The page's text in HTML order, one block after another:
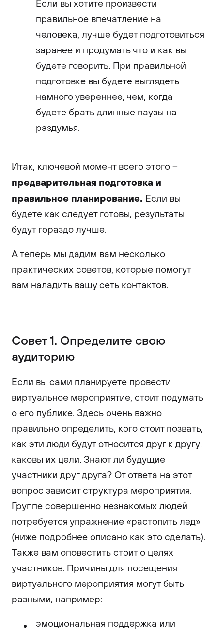
Если вы хотите произвести
правильное впечатление на
человека, лучше будет подготовиться
заранее и продумать что и как вы
будете говорить. При правильной
подготовке вы будете выглядеть
намного увереннее, чем, когда
будете брать длинные паузы на
раздумья.
Итак, ключевой момент всего этого –
предварительная подготовка и
правильное планирование. Если вы
будете как следует готовы, результаты
будут гораздо лучше.
А теперь мы дадим вам несколько
практических советов, которые помогут
вам наладить вашу сеть контактов.
Совет 1. Определите свою
аудиторию
Если вы сами планируете провести
виртуальное мероприятие, стоит подумать
о его публике. Здесь очень важно
правильно определить, кого стоит позвать,
как эти люди будут относится друг к другу,
каковы их цели. Знают ли будущие
участники друг друга? От ответа на этот
вопрос зависит структура мероприятия.
Группе совершенно незнакомых людей
потребуется упражнение «растопить лед»
(ниже подробнее описано как это сделать).
Также вам оповестить стоит о целях
участников. Причины для посещения
виртуального мероприятия могут быть
разными, например:
эмоциональная поддержка или